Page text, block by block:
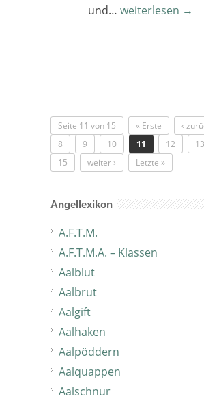
und… weiterlesen →
Seite 11 von 15 « Erste ‹
8
9 10 11 12 13
15
weiter › Letzte »
Angellexikon
A.F.T.M.
A.F.T.M.A. – Klassen
Aalblut
Aalbrut
Aalgift
Aalhaken
Aalpöddern
Aalquappen
Aalschnur